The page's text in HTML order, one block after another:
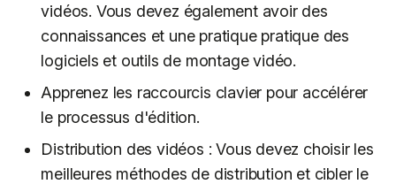
vidéos. Vous devez également avoir des
connaissances et une pratique pratique des
logiciels et outils de montage vidéo.
Apprenez les raccourcis clavier pour accélérer
le processus d'édition.
Distribution des vidéos : Vous devez choisir les
meilleures méthodes de distribution et cibler le